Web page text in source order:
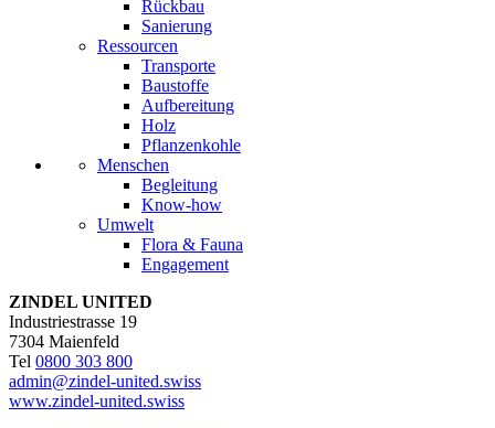
Rückbau
Sanierung
Ressourcen
Transporte
Baustoffe
Aufbereitung
Holz
Pflanzenkohle
Menschen
Begleitung
Know-how
Umwelt
Flora & Fauna
Engagement
ZINDEL UNITED
Industriestrasse 19
7304 Maienfeld
Tel 0800 303 800
admin@zindel-united.swiss
www.zindel-united.swiss